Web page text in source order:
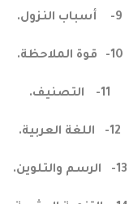
9- أسباب النزول.
10- قوة الملاحظة.
11- التصنيف.
12- اللغة العربية.
13- الرسم والتلوين.